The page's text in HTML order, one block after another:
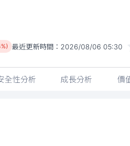
最近更新時間： 2026/08/06 05:30
全性分析 成長分析 價